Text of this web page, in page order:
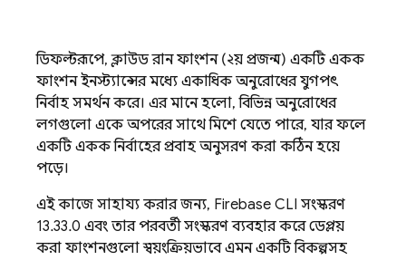
ডিফল্টরূপে, ক্লাউড রান ফাংশন (২য় প্রজন্ম) একটি একক
ফাংশন ইনস্ট্যান্সের মধ্যে একাধিক অনুরোধের যুগপৎ
নির্বাহ সমর্থন করে। এর মানে হলো, বিভিন্ন অনুরোধের
লগগুলো একে অপরের সাথে মিশে যেতে পারে, যার ফলে
একটি একক নির্বাহের প্রবাহ অনুসরণ করা কঠিন হয়ে
পড়ে।
এই কাজে সাহায্য করার জন্য, Firebase CLI সংস্করণ
13.33.0 এবং তার পরবর্তী সংস্করণ ব্যবহার করে ডেপ্লয়
করা ফাংশনগুলো স্বয়ংক্রিয়ভাবে এমন একটি বিকল্পসহ